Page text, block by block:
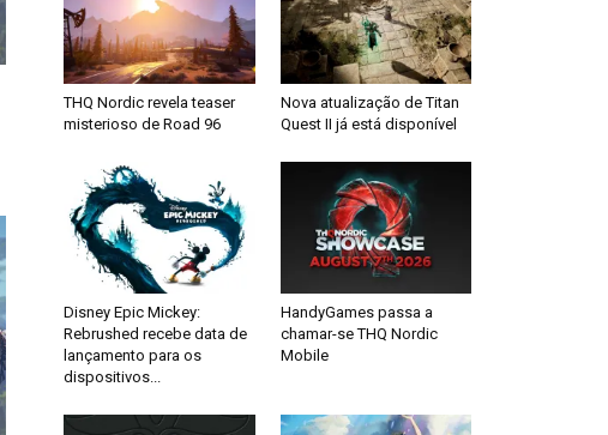
THQ Nordic revela teaser
misterioso de Road 96
Nova atualização de Titan
Quest II já está disponível
Disney Epic Mickey:
Rebrushed recebe data de
lançamento para os
dispositivos...
HandyGames passa a
chamar-se THQ Nordic
Mobile